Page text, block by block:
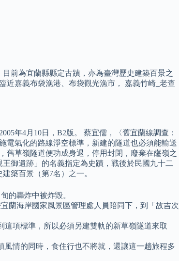
前為宜蘭縣縣定古蹟，亦為臺灣歷史建築百景之
近嘉義布袋漁港、布袋觀光漁市， 嘉義竹崎_老查
年4月10日，B2版。 蔡宜儒，〈舊宜蘭線調查：
電氣化的路線淨空標準，新建的隧道也必須能輸送
舊草嶺隧道便功成身退，停用封閉，廢棄在嶐嶺之
御遺跡」的名義指定為史蹟，戰後於民國九十二
築百景（第7名）之一。
的轟炸中被炸毀。
蘭海岸國家風景區管理處人員陪同下，到「故吉次
項標準，所以必須另建雙軌的新草嶺隧道來取
情的同時，食住行也不將就，還讓這一趟旅程多